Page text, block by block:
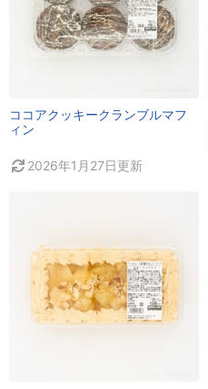
ココアクッキークランブルマフ
ィン
2026年1月27日更新